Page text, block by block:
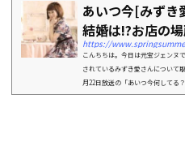
あいつ今[みずき
結婚は!?お店の
こんちちは。今日は元宝ジェンヌ
されているみずき愛さんについて
月22日放送の「あいつ今何してる
ヌ...